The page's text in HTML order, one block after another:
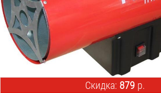
Скидка: 879р.